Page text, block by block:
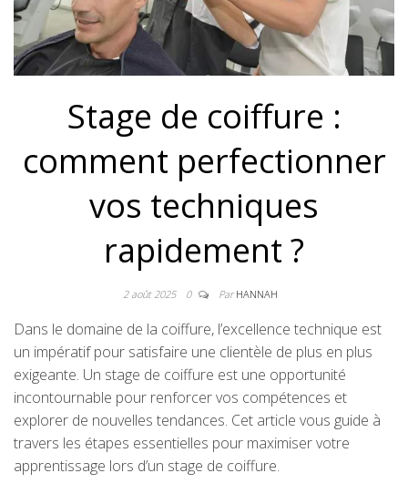
Stage de coiffure :
comment perfectionner
vos techniques
rapidement ?
2 août 2025 0 ParHANNAH
Dans le domaine de la coiffure, l’excellence technique est
un impératif pour satisfaire une clientèle de plus en plus
exigeante. Un stage de coiffure est une opportunité
incontournable pour renforcer vos compétences et
explorer de nouvelles tendances. Cet article vous guide à
travers les étapes essentielles pour maximiser votre
apprentissage lors d’un stage de coiffure.